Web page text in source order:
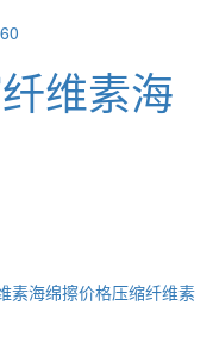
维素海
素海绵擦价格压缩纤维素